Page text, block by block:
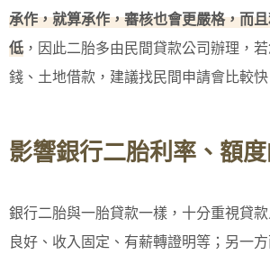
承作，就算承作，審核也會更嚴格，而
低 ，因此二胎多由民間貸款公司辦理，
錢、土地借款，建議找民間申請會比較快
影響銀行二胎利率、額
銀行二胎與一胎貸款一樣，十分重視貸
良好、收入固定、有薪轉證明等；另一